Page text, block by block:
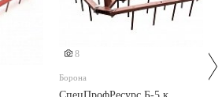
8
Борона